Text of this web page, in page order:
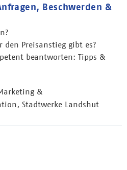
Beschwerden &
den Preisanstieg gibt es?
beantworten: Tipps &
&
Stadtwerke Landshut